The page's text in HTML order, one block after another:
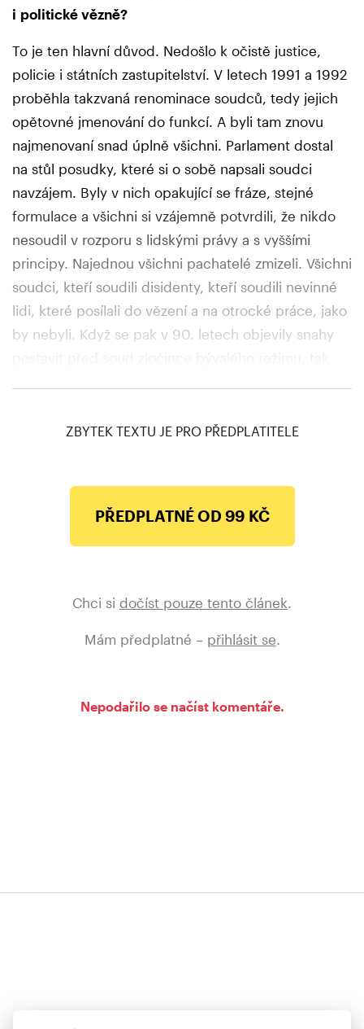
i politické vězně?
To je ten hlavní důvod. Nedošlo k očistě justice,
policie i státních zastupitelství. V letech 1991 a 1992
proběhla takzvaná renominace soudců, tedy jejich
opětovné jmenování do funkcí. A byli tam znovu
najmenovaní snad úplně všichni. Parlament dostal
na stůl posudky, které si o sobě napsali soudci
navzájem. Byly v nich opakující se fráze, stejné
formulace a všichni si vzájemně potvrdili, že nikdo
nesoudil v rozporu s lidskými právy a s vyššími
principy. Najednou všichni pachatelé zmizeli. Všichni
soudci, kteří soudili disidenty, kteří soudili nevinné
lidi, které posílali do vězení a na otrocké práce, jako
by nebyli. Když se pak v 90. letech objevily snahy
ZBYTEK TEXTU JE PRO PŘEDPLATITELE
PŘEDPLATNÉ OD 99 KČ
Chci si dočíst pouze tento článek
Mám předplatné – přihlásit se
Nepodařilo se načíst komentáře.